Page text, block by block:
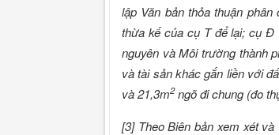
lập Văn bản thỏa thuận
thừa kế của cụ T để lại; cụ
nguyên và Môi trường thành
và tài sản khác gắn liền với
và 21,3m2ngõ đi chung (đo
[3] Theo Biên bản xem xét